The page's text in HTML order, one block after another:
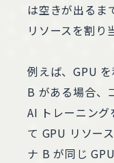
は空きが出るま
リソースを割り
例えば、GPU
B がある場合、
AI トレーニン
て GPU リソー
ナ B が同じ